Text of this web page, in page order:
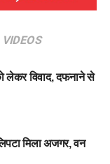
VIDEOS
लेकर विवाद, दफनाने से
मिला अजगर, वन